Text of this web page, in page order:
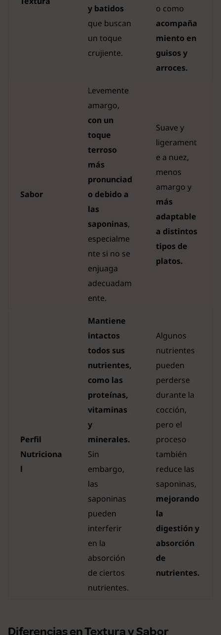
y batidos
que buscan
un toque
crujiente.
o como
acompaña
miento en
guisos y
arroces.
Sabor
Levemente
amargo,
con un
toque
terroso
más
pronunciad
o debido a
las
saponinas,
especialme
nte si no se
enjuaga
adecuadam
ente.
Suave y
ligerament
e a nuez,
menos
amargo y
más
adaptable
a distintos
tipos de
platos.
Perfil
Nutriciona
l
Mantiene
intactos
todos sus
nutrientes,
como las
proteínas,
vitaminas
y
minerales.
Sin
embargo,
las
saponinas
pueden
interferir
en la
absorción
de ciertos
nutrientes.
Algunos
nutrientes
pueden
perderse
durante la
cocción,
pero el
proceso
también
reduce las
saponinas,
mejorando
la
digestión y
absorción
de
nutrientes.
Diferencias en Textura y Sabor